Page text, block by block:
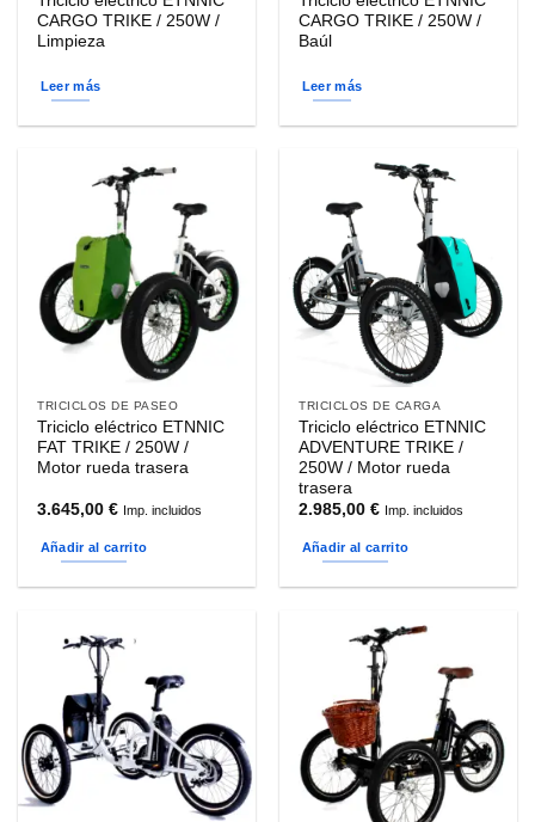
CARGO TRIKE / 250W /
Limpieza
Leer más
CARGO TRIKE / 250W /
Baúl
Leer más
TRICICLOS DE PASEO
Triciclo eléctrico ETNNIC
FAT TRIKE / 250W /
Motor rueda trasera
3.645,00€ Imp. incluidos
Añadir al carrito
TRICICLOS DE CARGA
Triciclo eléctrico ETNNIC
ADVENTURE TRIKE /
250W / Motor rueda
trasera
2.985,00€ Imp. incluidos
Añadir al carrito